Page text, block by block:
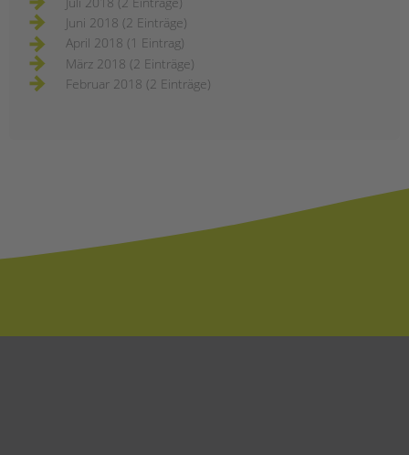
Juni 2018 (2 Einträge)
April 2018 (1 Eintrag)
März 2018 (2 Einträge)
Februar 2018 (2 Einträge)